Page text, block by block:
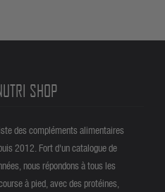
SHOP
des compléments alimentaires
2012. Fort d'un catalogue de
nous répondons à tous les
à pied, avec des protéines,